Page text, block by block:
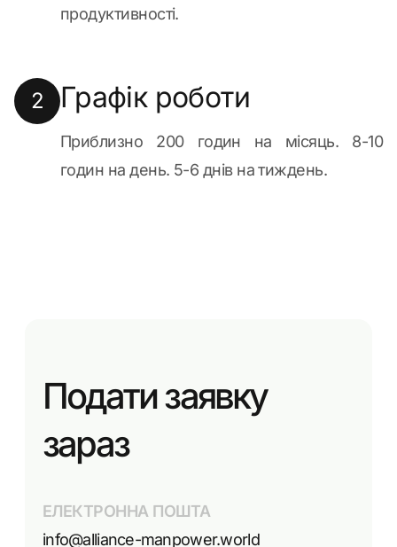
продуктивності.
2 Графік роботи
Приблизно 200 годин на місяць. 8-10
годин на день. 5-6 днів на тиждень.
Подати заявку
зараз
ЕЛЕКТРОННА ПОШТА
info@alliance-manpower.world